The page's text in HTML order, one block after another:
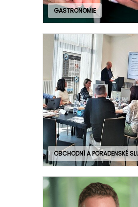
GASTRONOMIE
OBCHODNÍ A PORADENSKÉ